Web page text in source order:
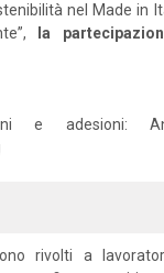
nel Made in
la
e adesioni:
rivolti a